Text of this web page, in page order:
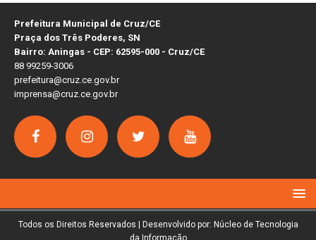
Prefeitura Municipal de Cruz/CE
Praça dos Três Poderes, SN
Bairro: Aningas - CEP: 62595-000 - Cruz/CE
88 99259-3006
prefeitura@cruz.ce.gov.br
imprensa@cruz.ce.gov.br
Todos os Direitos Reservados | Desenvolvido por: Núcleo de Tecnologia
da Informação